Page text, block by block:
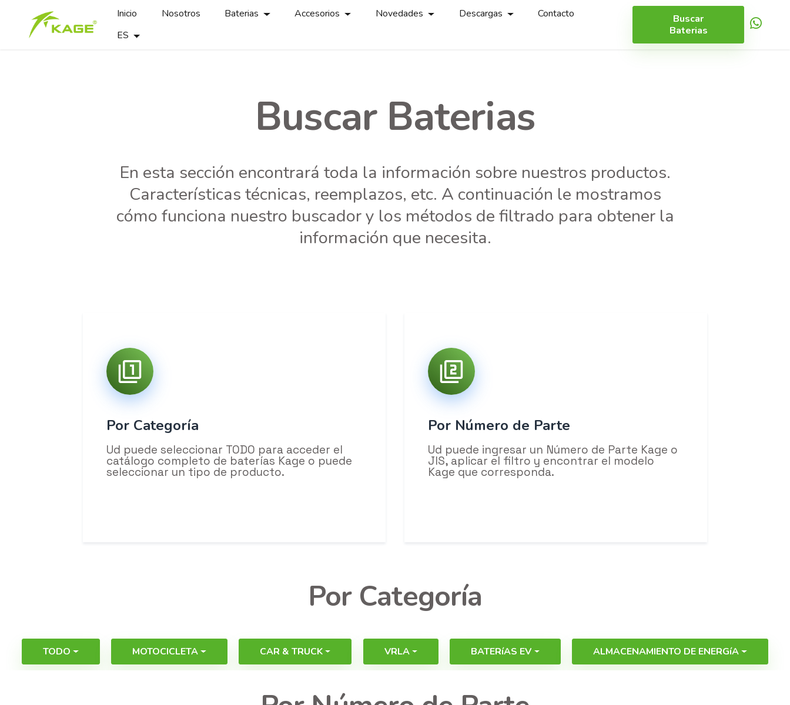
Inicio Nosotros Baterias Accesorios Novedades Descargas
Contacto
ES
Buscar
Baterias
Buscar Baterias
En esta sección encontrará toda la información sobre nuestros productos.
Características técnicas, reemplazos, etc. A continuación le mostramos
cómo funciona nuestro buscador y los métodos de filtrado para obtener la
información que necesita.
Por Categoría
Ud puede seleccionar TODO para acceder el
catálogo completo de baterías Kage o puede
seleccionar un tipo de producto.
Por Número de Parte
Ud puede ingresar un Número de Parte Kage o
JIS, aplicar el filtro y encontrar el modelo
Kage que corresponda.
Por Categoría
TODO MOTOCICLETA CAR & TRUCK VRLA BATERíAS EV ALMACENAMIENTO DE ENERGíA